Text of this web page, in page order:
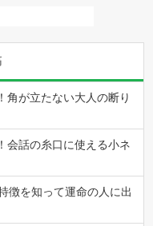
角が立たない大人の断り
会話の糸口に使える小ネ
徴を知って運命の人に出